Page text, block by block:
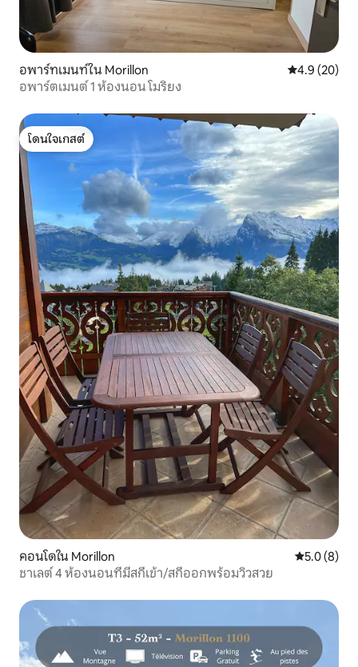
อพาร์ทเมนท์ใน Morillon คะแนนเฉลี่ย
4.9 (20)
อพาร์ตเมนต์ 1 ห้องนอน โมริยง
โดนใจเกสต์
โดนใจเกสต์
คอนโดใน Morillon คะแนนเฉลี่
5.0 (8)
ชาเลต์ 4 ห้องนอนที่มีสกีเข้า/สกีออกพร้อมวิวสวย